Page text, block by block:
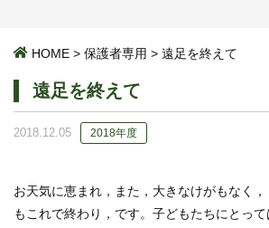
HOME > 保護者専用 > 遠足を終えて
遠足を終えて
2018.12.05 2018年度
お天気に恵まれ，また，大きなけがもなく
もこれで終わり，です。子どもたちにとっ